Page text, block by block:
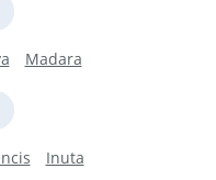
Madara
Inuta